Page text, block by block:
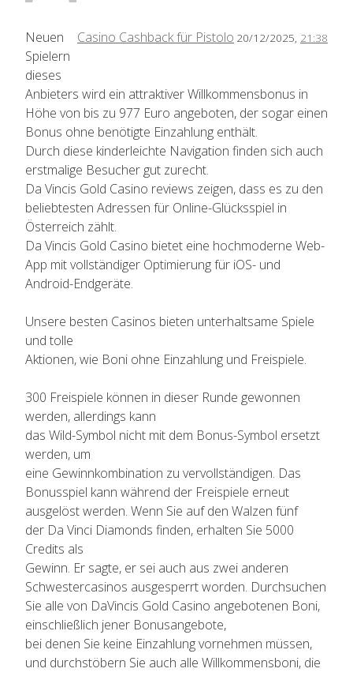
Casino Cashback für Pistolo 20/12/2025, 21:38
Neuen
Spielern
dieses
Anbieters wird ein attraktiver Willkommensbonus in
Höhe von bis zu 977 Euro angeboten, der sogar einen
Bonus ohne benötigte Einzahlung enthält.
Durch diese kinderleichte Navigation finden sich auch
erstmalige Besucher gut zurecht.
Da Vincis Gold Casino reviews zeigen, dass es zu den
beliebtesten Adressen für Online-Glücksspiel in
Österreich zählt.
Da Vincis Gold Casino bietet eine hochmoderne Web-
App mit vollständiger Optimierung für iOS- und
Android-Endgeräte.
Unsere besten Casinos bieten unterhaltsame Spiele
und tolle
Aktionen, wie Boni ohne Einzahlung und Freispiele.
300 Freispiele können in dieser Runde gewonnen
werden, allerdings kann
das Wild-Symbol nicht mit dem Bonus-Symbol ersetzt
werden, um
eine Gewinnkombination zu vervollständigen. Das
Bonusspiel kann während der Freispiele erneut
ausgelöst werden. Wenn Sie auf den Walzen fünf
der Da Vinci Diamonds finden, erhalten Sie 5000
Credits als
Gewinn. Er sagte, er sei auch aus zwei anderen
Schwestercasinos ausgesperrt worden. Durchsuchen
Sie alle von DaVincis Gold Casino angebotenen Boni,
einschließlich jener Bonusangebote,
bei denen Sie keine Einzahlung vornehmen müssen,
und durchstöbern Sie auch alle Willkommensboni, die